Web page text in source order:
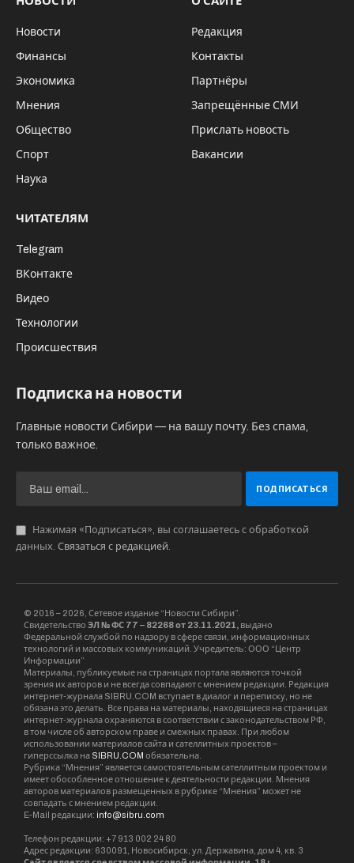
Новости
Финансы
Экономика
Мнения
Общество
Спорт
Наука
Редакция
Контакты
Партнёры
Запрещённые СМИ
Прислать новость
Вакансии
ЧИТАТЕЛЯМ
Telegram
ВКонтакте
Видео
Технологии
Происшествия
Подписка на новости
Главные новости Сибири — на вашу почту. Без спама,
только важное.
Нажимая «Подписаться», вы соглашаетесь с обработкой
данных. Связаться с редакцией.
© 2016 – 2026, Сетевое издание “Новости Сибири”.
Свидетельство ЭЛ № ФС 77 – 82268 от 23.11.2021, выдано
Федеральной службой по надзору в сфере связи, информационных
технологий и массовых коммуникаций. Учредитель: ООО “Центр
Информации”
Материалы, публикуемые на страницах портала являются точкой
зрения их авторов и не всегда совпадают с мнением редакции. Редакция
интернет-журнала SIBRU.COM вступает в диалог и переписку, но не
обязана это делать. Все права на материалы, находящиеся на страницах
интернет-журнала охраняются в соответствии с законодательством РФ,
в том числе об авторском праве и смежных правах. При любом
использовании материалов сайта и сателлитных проектов –
гиперссылка на SIBRU.COM обязательна.
Рубрика “Мнения” является самостоятельным сателлитным проектом и
имеет обособленное отношение к деятельности редакции. Мнения
авторов материалов размещенных в рубрике “Мнения” может не
совпадать с мнением редакции.
E-Mail редакции: info@sibru.com
Телефон редакции: +7 913 002 24 80
Адрес редакции: 630091, Новосибирск, ул. Державина, дом 4, кв. 3